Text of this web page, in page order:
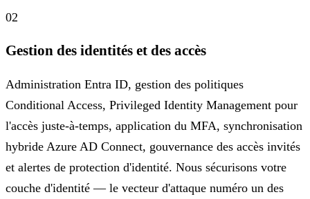
02
Gestion des identités et des accès
Administration Entra ID, gestion des politiques
Conditional Access, Privileged Identity Management pour
l'accès juste-à-temps, application du MFA, synchronisation
hybride Azure AD Connect, gouvernance des accès invités
et alertes de protection d'identité. Nous sécurisons votre
couche d'identité — le vecteur d'attaque numéro un des